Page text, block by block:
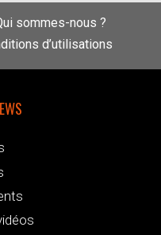
sommes-nous ?
d’utilisations